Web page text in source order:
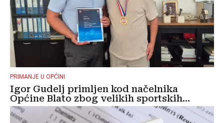
PRIMANJE U OPĆINI
Igor Gudelj primljen kod načelnika
Općine Blato zbog velikih sportskih...